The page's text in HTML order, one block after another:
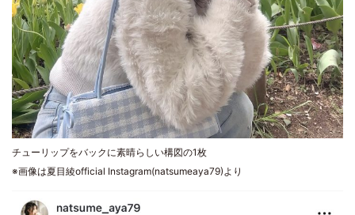
チューリップをバックに素晴らしい構図の1枚
※画像は夏目綾official Instagram(natsumeaya79)より